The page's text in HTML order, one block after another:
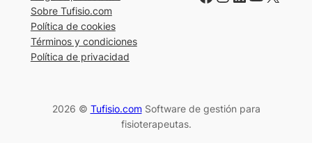
Sobre Tufisio.com
Política de cookies
Términos y condiciones
Política de privacidad
2026 © Tufisio.comSoftware de gestión para
fisioterapeutas.